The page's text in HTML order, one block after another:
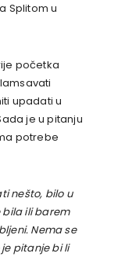
Splitom u
početka
upadati u
je u pitanju
potrebe
nešto, bilo u
ili barem
Nema se
pitanje bi li